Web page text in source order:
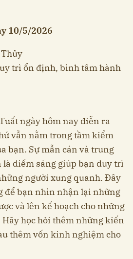
10/5/2026
trì ổn định, bình tâm hành
ngày hôm nay diễn ra
vẫn nằm trong tầm kiểm
bạn. Sự mẫn cán và trung
là điểm sáng giúp bạn duy trì
người xung quanh. Đây
để bạn nhìn nhận lại những
và lên kế hoạch cho những
học hỏi thêm những kiến
thêm vốn kinh nghiệm cho